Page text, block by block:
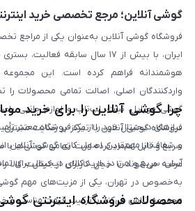
گوشی آنلاین؛ مرجع تخصصی خرید
فروشگاه گوشی آنلاین به‌عنوان یکی از مراجع
ایران، با بیش از ۱۷ سال سابقه
هوشمندانه فراهم کرده است. این مجموعه
واردکنندگان اصلی، اصالت تمامی محصولات
گوشی موبایل، تبلت، لپ‌تاپ و لوازم جانبی
نیازهای دیجیتال خود را از یک فروشگاه معتبر
و شفاف از مهم‌ترین اصول کاری گوشی آنلاین
آسان، سریع و امن در خرید کالای دیجیتال برای
چرا گوشی آنلاین را برای خرید
فروشگاه گوشی آنلاین با تمرکز بر رضایت مشتری،
سریع و قابل اعتماد کرده است. تمامی گوشی‌ها با
عرضه می‌شوند تا خیال کاربران از کیفیت کالا
به‌خصوص در تهران، یکی از مزیت‌های مهم گوشی
مجموعه تلاش می‌کند با ترکیب قیمت مناسب و
محصولات فروشگاه اینترنتی